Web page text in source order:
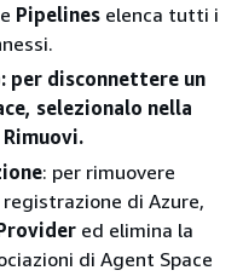
Pipelines elenca tutti i
: per disconnettere un
selezionalo nella
: per rimuovere
di Azure,
ed elimina la
di Agent Space